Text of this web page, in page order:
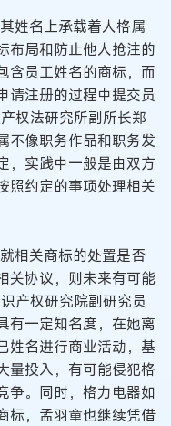
姓名上承载着人格属
布局和防止他人抢注的
含员工姓名的商标，而
请注册的过程中提交员
权法研究所副所长郑
不像职务作品和职务发
，实践中一般是由双方
照约定的事项处理相关
相关商标的处置是否
关协议，则未来有可能
产权研究院副研究员
有一定知名度，在她离
姓名进行商业活动，基
量投入，有可能侵犯格
争。同时，格力电器如
标，孟羽童也继续凭借